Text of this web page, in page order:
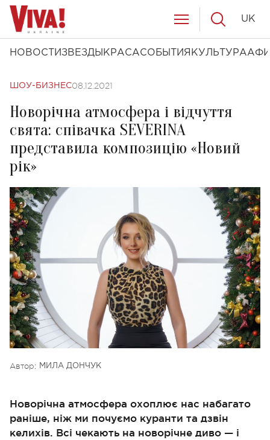
НОВОСТИ ЗВЕЗДЫ КРАСАСОБЫТИЯ КУЛЬТУРА
UK
ШОУ-БИЗНЕС08.12.2021
Новорічна атмосфера і відчуття
свята: співачка SEVERINA
представила композицію «Новий
рік»
Автор: МИЛА ДОНЧУК
Новорічна атмосфера охоплює нас набагато
раніше, ніж ми почуємо куранти та дзвін
келихів. Всі чекають на новорічне диво — і